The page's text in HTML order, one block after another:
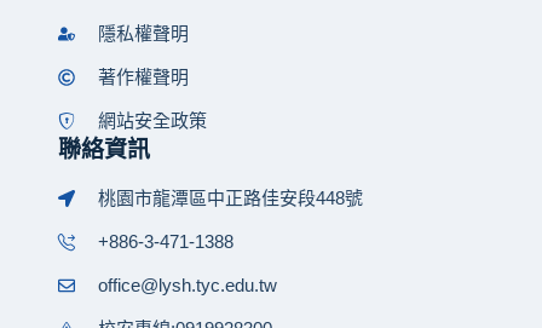
隱私權聲明
著作權聲明
網站安全政策
聯絡資訊
桃園市龍潭區中正路佳安段448號
+886-3-471-1388
office@lysh.tyc.edu.tw